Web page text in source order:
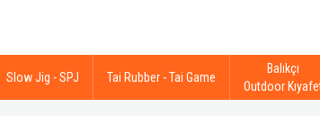
Slow Jig - SPJ Tai Rubber - Tai Game
Balıkçı
Outdoor